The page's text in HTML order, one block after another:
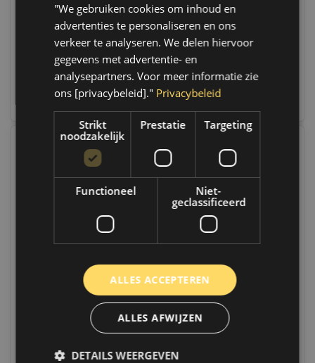
Op voorraad
Op voorraad verzending
binnen 1 a 2 werkdagen.
Boven de 50,- gratis
€64,80
afdichtingen FD-0071
Op voorraad
binnen 1 a 2 werkdagen.
Boven de 50,- gratis
€47,95
Assortiment Bekleding
clips 192 pcs FD-0010
Op werkdagen voor 14.00
uur besteld, dezelfde dag
gratis verzending. (NL & BE)
Weber Tools Elektrische
vloeistofpomp 12V | WT-
1311
Op voorraad
Op voorraad verzending
binnen 1 a 2 werkdagen.
verzending. (NL & BE)
"We gebruiken cookies om inhoud en
advertenties te personaliseren en ons
verkeer te analyseren. We delen hiervoor
gegevens met advertentie- en
analysepartners. Voor meer informatie zie
ons [privacybeleid]." Privacybeleid
Strikt
noodzakelijk
Prestatie Targeting
Functioneel
Niet-
geclassificeerd
ALLES ACCEPTEREN
ALLES AFWIJZEN
DETAILS WEERGEVEN